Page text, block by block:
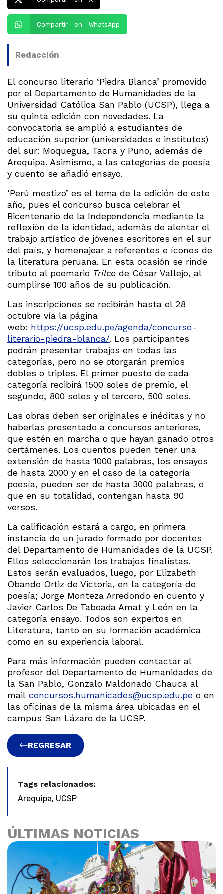
Compartir en WhatsApp
Redacción
El concurso literario ‘Piedra Blanca’ promovido
por el Departamento de Humanidades de la
Universidad Católica San Pablo (UCSP), llega a
su quinta edición con novedades. La
convocatoria se amplió a estudiantes de
educación superior (universidades e institutos)
del sur: Moquegua, Tacna y Puno, además de
Arequipa. Asimismo, a las categorías de poesía
y cuento se añadió ensayo.
‘Perú mestizo’ es el tema de la edición de este
año, pues el concurso busca celebrar el
Bicentenario de la Independencia mediante la
reflexión de la identidad, además de alentar el
trabajo artístico de jóvenes escritores en el sur
del país, y homenajear a referentes e íconos de
la literatura peruana. En esta ocasión se rinde
tributo al poemario Trilce de César Vallejo, al
cumplirse 100 años de su publicación.
Las inscripciones se recibirán hasta el 28
octubre vía la página
web: https://ucsp.edu.pe/agenda/concurso-
literario-piedra-blanca/. Los participantes
podrán presentar trabajos en todas las
categorías, pero no se otorgarán premios
dobles o triples. El primer puesto de cada
categoría recibirá 1500 soles de premio, el
segundo, 800 soles y el tercero, 500 soles.
Las obras deben ser originales e inéditas y no
haberlas presentado a concursos anteriores,
que estén en marcha o que hayan ganado otros
certámenes. Los cuentos pueden tener una
extensión de hasta 1000 palabras, los ensayos
de hasta 2000 y en el caso de la categoría
poesía, pueden ser de hasta 3000 palabras, o
que en su totalidad, contengan hasta 90
versos.
La calificación estará a cargo, en primera
instancia de un jurado formado por docentes
del Departamento de Humanidades de la UCSP.
Ellos seleccionarán los trabajos finalistas.
Estos serán evaluados, luego, por Elizabeth
Obando Ortiz de Victoria, en la categoría de
poesía; Jorge Monteza Arredondo en cuento y
Javier Carlos De Taboada Amat y León en la
categoría ensayo. Todos son expertos en
Literatura, tanto en su formación académica
como en su experiencia laboral.
Para más información pueden contactar al
profesor del Departamento de Humanidades de
la San Pablo, Gonzalo Maldonado Chauca al
mail concursos.humanidades@ucsp.edu.pe o en
las oficinas de la misma área ubicadas en el
campus San Lázaro de la UCSP.
REGRESAR
Tags relacionados:
Arequipa, UCSP
ÚLTIMAS NOTICIAS